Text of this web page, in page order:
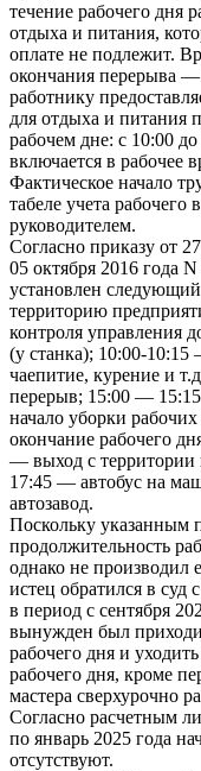
течение рабочего дня
отдыха и питания,
оплате не подлежит.
окончания перерыва —
работнику
для отдыха и питания
рабочем дне: с 10:00
включается в рабочее
Фактическое начало
табеле учета
руководителем.
Согласно приказу от
05 октября 2016 года
установлен
территорию
контроля управления
(у станка); 10:00-
чаепитие, курение и
перерыв; 15:00 —
начало уборки
окончание рабочего
— выход с
17:45 — автобус на
автозавод.
Поскольку указанным
продолжительность
однако не производил
истец обратился в суд
в период с сентября
вынужден был
рабочего дня и
рабочего дня, кроме
мастера сверхурочно
Согласно расчетным
по январь 2025 года
отсутствуют.